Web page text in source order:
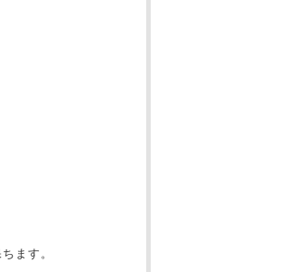
ます。